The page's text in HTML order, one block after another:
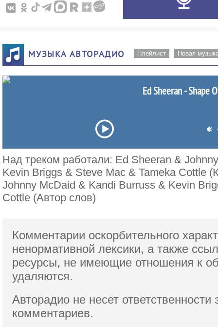
МУЗЫКА АВТОРАДИО Плейлист Новая
Ed Sheeran - Shape
Над треком работали: Ed Sheeran &
Kevin Briggs & Steve Mac & Tameka Cottle
Johnny McDaid & Kandi Burruss & Kevin
Cottle (Автор слов)
Комментарии оскорбительного
ненормативной лексики, а также
ресурсы, не имеющие отношения к
удаляются.
Авторадио не несет ответственности
комментариев.